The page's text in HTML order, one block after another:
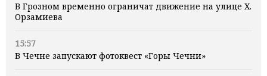
В Грозном временно ограничат движение на улице Х.
Орзамиева
15:57
В Чечне запускают фотоквест «Горы Чечни»